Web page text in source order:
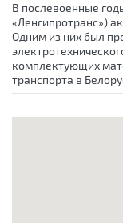
В послевоенные
«Ленгипротранс»)
Одним из них был
комплектующих
транспорта в